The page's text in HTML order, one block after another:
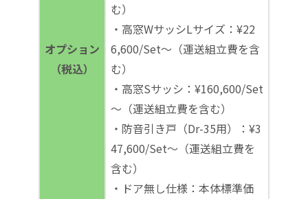
オプション
（税込）
む）
・高窓WサッシLサイズ：¥22
6,600/Set～（運送組立費を含
む）
・高窓Sサッシ：¥160,600/Set
～（運送組立費を含む）
・防音引き戸（Dr-35用）：¥3
47,600/Set～（運送組立費を
含む）
・ドア無し仕様：本体標準価